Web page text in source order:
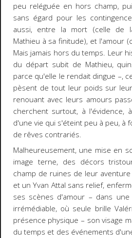
peu reléguée en hors champ,
sans égard pour les
aussi, entre la mort (celle de
Mathieu à sa finitude), et l'amour
Mais jamais hors du temps. Leur
du départ subit de Mathieu,
parce qu'elle le rendait dingue –,
pèsent de tout leur poids sur
renouant avec leurs amours
cherchent surtout, à l'évidence,
d'une vie qui s'éteint peu à peu, à
de rêves contrariés.
Malheureusement, une mise en
image terne, des décors
champ de ruines de leur
et un Yvan Attal sans relief,
ses scènes d'amour – dans une
irrémédiable, où seule brille
présence physique – son visage
du temps et des événements